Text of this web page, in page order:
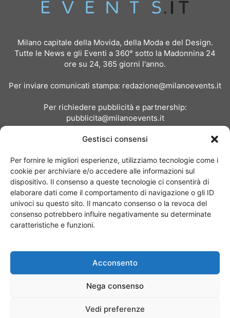
Gestisci consensi
Per fornire le migliori esperienze, utilizziamo tecnologie come i
cookie per archiviare e/o accedere alle informazioni sul
dispositivo. Il consenso a queste tecnologie ci consentirà di
elaborare dati come il comportamento di navigazione o gli ID
univoci su questo sito. Il mancato consenso o la revoca del
consenso potrebbero influire negativamente su determinate
caratteristiche e funzioni.
Acconsento
Nega consenso
Vedi preferenze
Milano capitale della Movida, della Moda e del Design.
Tutte le News e gli Eventi a 360° sotto la Madonnina 24
ore su 24, 365 giorni l'anno.
Per inviare comunicati stampa: redazione@milanoevents.it
Per richiedere pubblicità e partnership:
pubblicita@milanoevents.it
Chi siamo I Nostri Clienti
© Copyright 2017 - MilanoEvents.it© managed by